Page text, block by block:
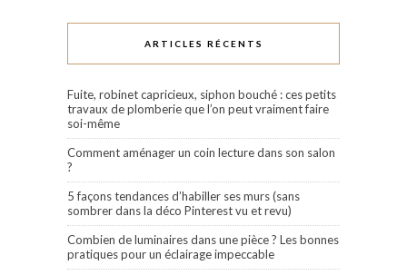
ARTICLES RÉCENTS
Fuite, robinet capricieux, siphon bouché : ces petits
travaux de plomberie que l’on peut vraiment faire
soi-même
Comment aménager un coin lecture dans son salon
?
5 façons tendances d’habiller ses murs (sans
sombrer dans la déco Pinterest vu et revu)
Combien de luminaires dans une pièce ? Les bonnes
pratiques pour un éclairage impeccable